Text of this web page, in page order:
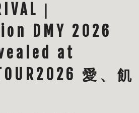
｜
DMY 2026
at
愛、飢